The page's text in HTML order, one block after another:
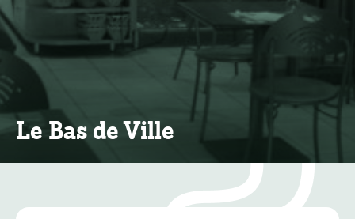
Le Bas de Ville